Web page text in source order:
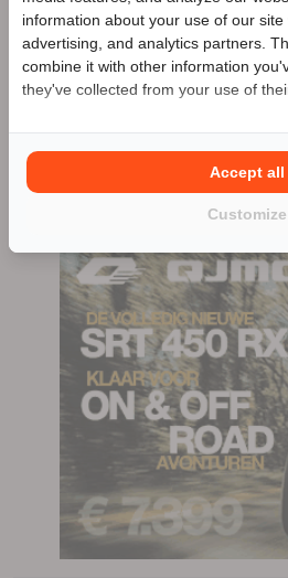
Meer advertenties
0598 - 614 506
103 advertenties (103
Benieuwd naar de speciale
- 614 506
information about your use of our site
advertising, and analytics partners.
combine it with other information
they've collected from your use of
Customize
Accept all